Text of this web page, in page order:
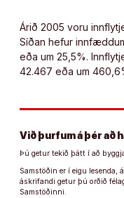
Árið 2005 voru
Síðan hefur
eða um 25,5%.
42.467 eða um
Við þurfum á þér að
Þú getur tekið þátt í að
Samstöðin er í eigu lesenda,
áskrifandi getur þú orðið
Samstöðinni.